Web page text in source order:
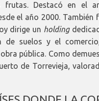
Destacó en el
el año 2000. También
dirige un holding
de suelos y el
pública. Como
de Torrevieja,